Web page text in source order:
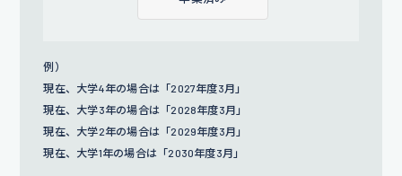
例）
現在、大学4年の場合は「2027年度3月」
現在、大学3年の場合は「2028年度3月」
現在、大学2年の場合は「2029年度3月」
現在、大学1年の場合は「2030年度3月」